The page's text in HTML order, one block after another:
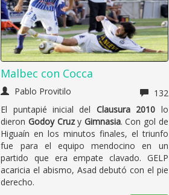
Malbec con Cocca
Pablo Provitilo
132
El puntapié inicial del Clausura 2010 lo
dieron Godoy Cruzy Gimnasia. Con gol de
Higuaín en los minutos finales, el triunfo
fue para el equipo mendocino en un
partido que era empate clavado. GELP
acaricia el abismo, Asad debutó con el pie
derecho.